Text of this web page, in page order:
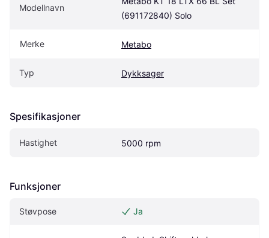
Modellnavn
(691172840) Solo
Merke Metabo
Typ Dykksager
Spesifikasjoner
Hastighet 5000 rpm
Funksjoner
Støvpose Ja